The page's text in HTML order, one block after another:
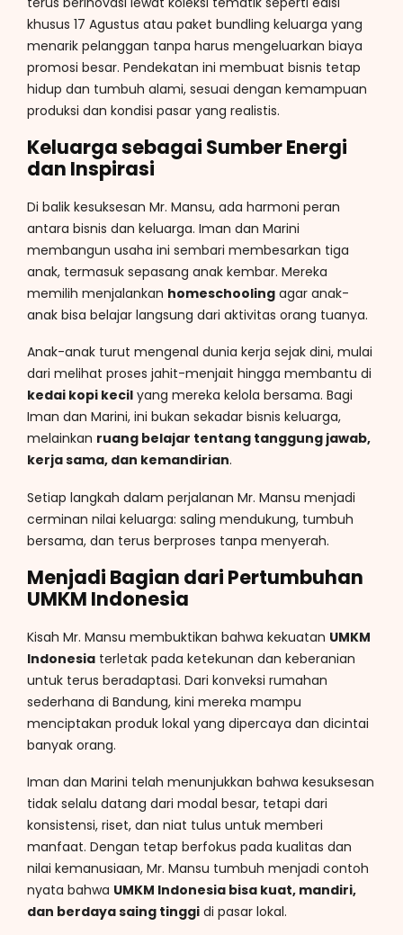
khusus 17 Agustus atau paket bundling keluarga yang
menarik pelanggan tanpa harus mengeluarkan biaya
promosi besar. Pendekatan ini membuat bisnis tetap
hidup dan tumbuh alami, sesuai dengan kemampuan
produksi dan kondisi pasar yang realistis.
Keluarga sebagai Sumber Energi
dan Inspirasi
Di balik kesuksesan Mr. Mansu, ada harmoni peran
antara bisnis dan keluarga. Iman dan Marini
membangun usaha ini sembari membesarkan tiga
anak, termasuk sepasang anak kembar. Mereka
memilih menjalankan homeschooling agar anak-
anak bisa belajar langsung dari aktivitas orang tuanya.
Anak-anak turut mengenal dunia kerja sejak dini, mulai
dari melihat proses jahit-menjait hingga membantu di
kedai kopi kecil yang mereka kelola bersama. Bagi
Iman dan Marini, ini bukan sekadar bisnis keluarga,
melainkan ruang belajar tentang tanggung jawab,
kerja sama, dan kemandirian.
Setiap langkah dalam perjalanan Mr. Mansu menjadi
cerminan nilai keluarga: saling mendukung, tumbuh
bersama, dan terus berproses tanpa menyerah.
Menjadi Bagian dari Pertumbuhan
UMKM Indonesia
Kisah Mr. Mansu membuktikan bahwa kekuatan UMKM
Indonesia terletak pada ketekunan dan keberanian
untuk terus beradaptasi. Dari konveksi rumahan
sederhana di Bandung, kini mereka mampu
menciptakan produk lokal yang dipercaya dan dicintai
banyak orang.
Iman dan Marini telah menunjukkan bahwa kesuksesan
tidak selalu datang dari modal besar, tetapi dari
konsistensi, riset, dan niat tulus untuk memberi
manfaat. Dengan tetap berfokus pada kualitas dan
nilai kemanusiaan, Mr. Mansu tumbuh menjadi contoh
nyata bahwa UMKM Indonesia bisa kuat, mandiri,
dan berdaya saing tinggi di pasar lokal.